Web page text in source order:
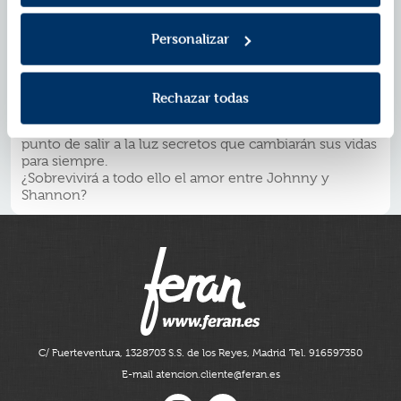
Personalizar
Rechazar todas
en el mundo real. Traumatizada tras volver de Dublín y
Shannon acaba participando en la misma pantomima
sus ojos. La única forma de protegerse es levantar un
muro a su alrededor.
que le ha robado el corazón. Sin embargo, están a
punto de salir a la luz secretos que cambiarán sus vidas
para siempre.
¿Sobrevivirá a todo ello el amor entre Johnny y
Shannon?
C/ Fuerteventura, 1328703 S.S. de los Reyes, Madrid Tel. 916597350
E-mail atencion.cliente@feran.es